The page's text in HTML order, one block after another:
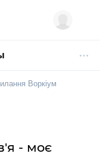
Воркіум
- моє